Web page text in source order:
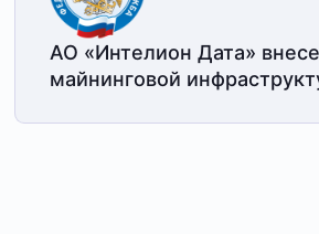
АО «Интелион Дата»
майнинговой